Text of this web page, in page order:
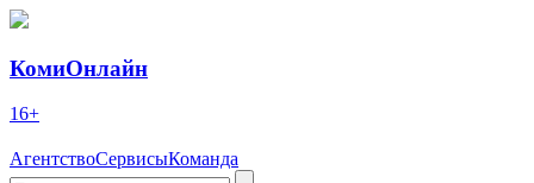
КомиОнлайн
16+
АгентствоСервисыКоманда